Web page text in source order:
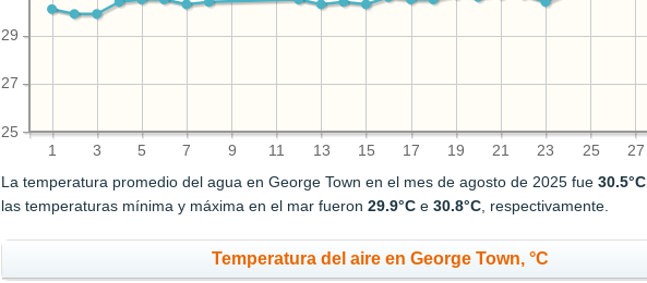
1 3 5 7 9 11 13 15 17 19 21 23 25 27
25
27
29
La temperatura promedio del agua en George Town en el mes de agosto de 2025 fue30.5°C
las temperaturas mínima y máxima en el mar fueron29.9°C e30.8°C , respectivamente.
Temperatura del aire en George Town, °C